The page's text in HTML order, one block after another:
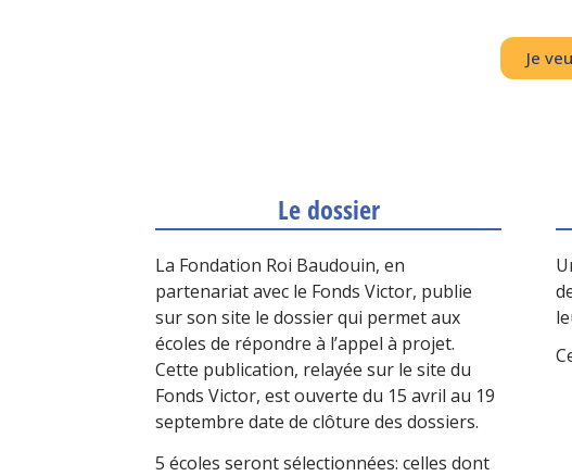
Je
Le dossier
La Fondation Roi Baudouin, en
partenariat avec le Fonds Victor, publie
sur son site le dossier qui permet aux
écoles de répondre à l’appel à projet.
Cette publication, relayée sur le site du
Fonds Victor, est ouverte du 15 avril au 19
septembre date de clôture des dossiers.
5 écoles seront sélectionnées: celles dont